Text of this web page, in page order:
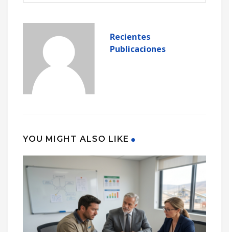
Recientes
Publicaciones
YOU MIGHT ALSO LIKE